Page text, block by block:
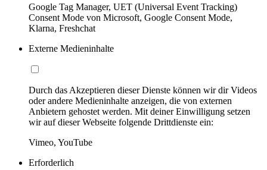
Google Tag Manager, UET (Universal Event Tracking)
Consent Mode von Microsoft, Google Consent Mode,
Klarna, Freshchat
Externe Medieninhalte
Durch das Akzeptieren dieser Dienste können wir dir Videos
oder andere Medieninhalte anzeigen, die von externen
Anbietern gehostet werden. Mit deiner Einwilligung setzen
wir auf dieser Webseite folgende Drittdienste ein:
Vimeo, YouTube
Erforderlich